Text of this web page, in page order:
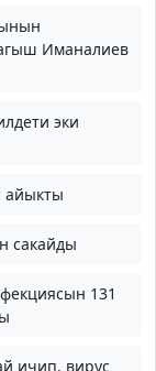
Иманалиев
эки
айыкты
сакайды
131
ичип, вирус